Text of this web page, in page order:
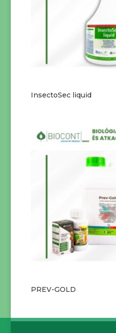
InsectoSec liquid
PREV-GOLD